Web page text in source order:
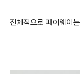
전체적으로 패어웨이